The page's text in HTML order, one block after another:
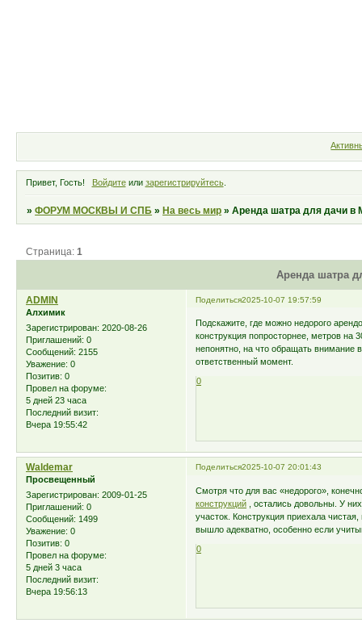
Привет, Гость! Войдитеили зарегистрируйтесь.
»ФОРУМ МОСКВЫ И СПБ »На весь мир »Аренда шатра для дачи в
Аренда шатра
Страница:1
Поделиться2025-10-07 19:57:59
ADMIN
Алхимик
Зарегистрирован: 2020-08-26
Приглашений: 0
Сообщений: 2155
Уважение: 0
Позитив: 0
Провел на форуме:
5 дней 23 часа
Последний визит:
Вчера 19:55:42
Подскажите, где можно недорого
конструкция попросторнее, метров на
непонятно, на что обращать внимание
ответственный момент.
0
Поделиться2025-10-07 20:01:43
Waldemar
Просвещенный
Зарегистрирован: 2009-01-25
Приглашений: 0
Сообщений: 1499
Уважение: 0
Позитив: 0
Провел на форуме:
5 дней 3 часа
Последний визит:
Вчера 19:56:13
Смотря что для вас «недорого»,
конструкций , остались довольны. У
участок. Конструкция приехала
вышло адекватно, особенно если
0